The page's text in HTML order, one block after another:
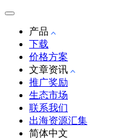
产品
下载
价格方案
文章资讯
推广奖励
生态市场
联系我们
出海资源汇集
简体中文